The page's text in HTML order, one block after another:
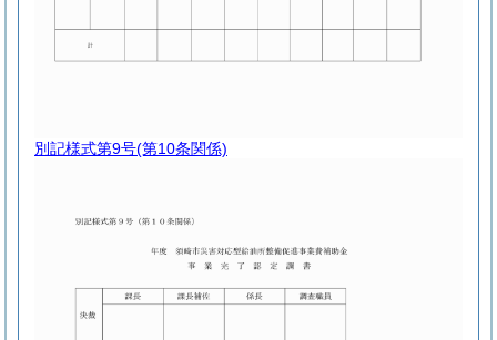
別記様式第9号(第10条関係)